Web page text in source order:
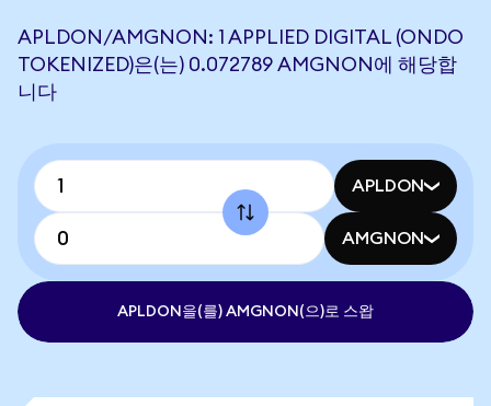
APLDON/AMGNON: 1 APPLIED DIGITAL (ONDO
TOKENIZED)은(는) 0.072789 AMGNON에 해당합
니다
APLDON
AMGNON
APLDON을(를) AMGNON(으)로 스왑